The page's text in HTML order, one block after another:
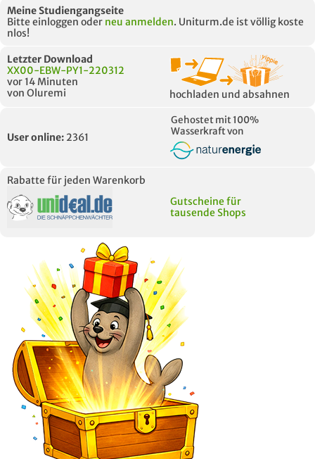
Meine Studiengangseite
Bitte einloggen oder neu anmelden. Uniturm.de ist völlig koste
nlos!
Letzter Download
XX00-EBW-PY1-220312
vor 14 Minuten
von Oluremi
hochladen und absahnen
User online: 2361
Gehostet mit 100%
Wasserkraft von
Rabatte für jeden Warenkorb
Gutscheine für
tausende Shops